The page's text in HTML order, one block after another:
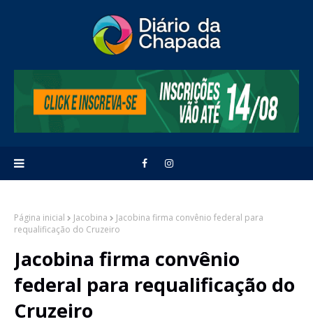
Página inicial Jacobina
Jacobina firma convênio federal para
requalificação do Cruzeiro
Jacobina firma convênio
federal para requalificação do
Cruzeiro